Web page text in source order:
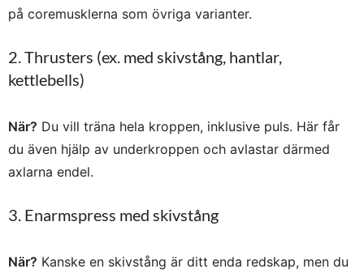
på coremusklerna som övriga varianter.
2. Thrusters (ex. med skivstång, hantlar,
kettlebells)
När? Du vill träna hela kroppen, inklusive puls. Här får
du även hjälp av underkroppen och avlastar därmed
axlarna endel.
3. Enarmspress med skivstång
När? Kanske en skivstång är ditt enda redskap, men du